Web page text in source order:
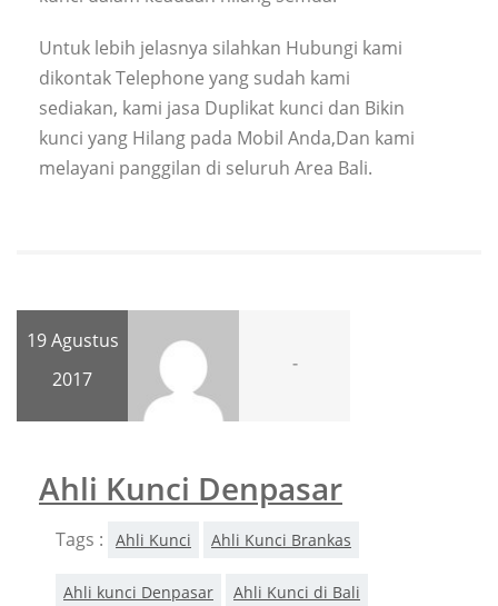
Untuk lebih jelasnya silahkan Hubungi kami
dikontak Telephone yang sudah kami
sediakan, kami jasa Duplikat kunci dan Bikin
kunci yang Hilang pada Mobil Anda,Dan kami
melayani panggilan di seluruh Area Bali.
19 Agustus
2017
-
Ahli Kunci Denpasar
Tags : Ahli Kunci Ahli Kunci Brankas
Ahli kunci Denpasar Ahli Kunci di Bali